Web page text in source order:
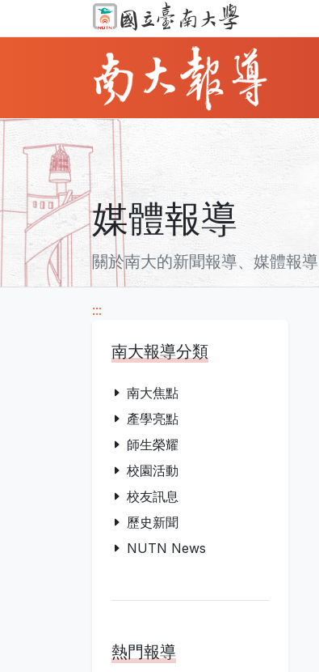
媒體報導
關於南大的新聞報導、媒體報
:::
南大報導分類
南大焦點
產學亮點
師生榮耀
校園活動
校友訊息
歷史新聞
NUTN News
熱門報導